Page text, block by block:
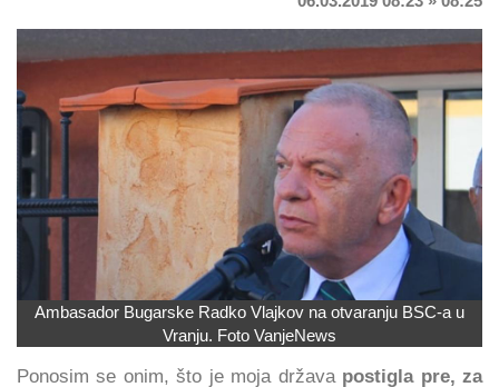
Ambasador Bugarske Radko Vlajkov na otvaranju BSC-a u
Vranju. Foto VanjeNews
Ponosim se onim, što je moja država postigla pre, za